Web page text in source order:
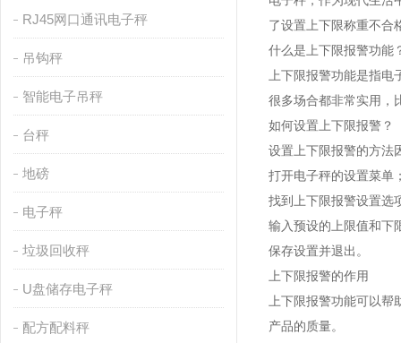
RJ45网口通讯电子秤
吊钩秤
智能电子吊秤
台秤
地磅
电子秤
垃圾回收秤
U盘储存电子秤
配方配料秤
了设置上下限称重不合
什么是上下限报警功能
上下限报警功能是指
很多场合都非常实用，
如何设置上下限报警？
设置上下限报警的方法
打开电子秤的设置菜单
找到上下限报警设置选
输入预设的上限值和下
保存设置并退出。
上下限报警的作用
上下限报警功能可以
产品的质量。